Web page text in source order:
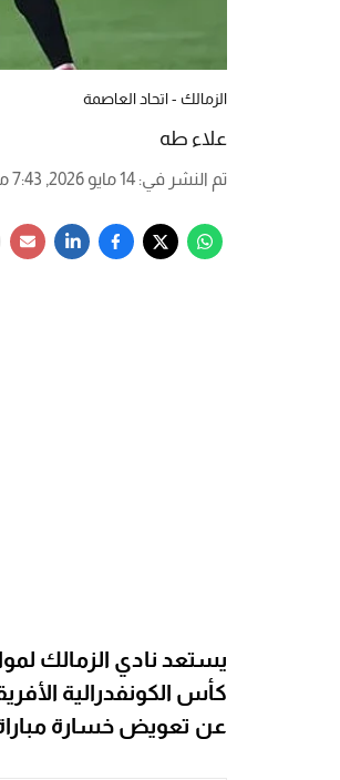
الزمالك - اتحاد العاصمة
علاء طه
تم النشر في: 14 مايو 2026, 7:43 مساءً
عن تعويض خسارة مباراة